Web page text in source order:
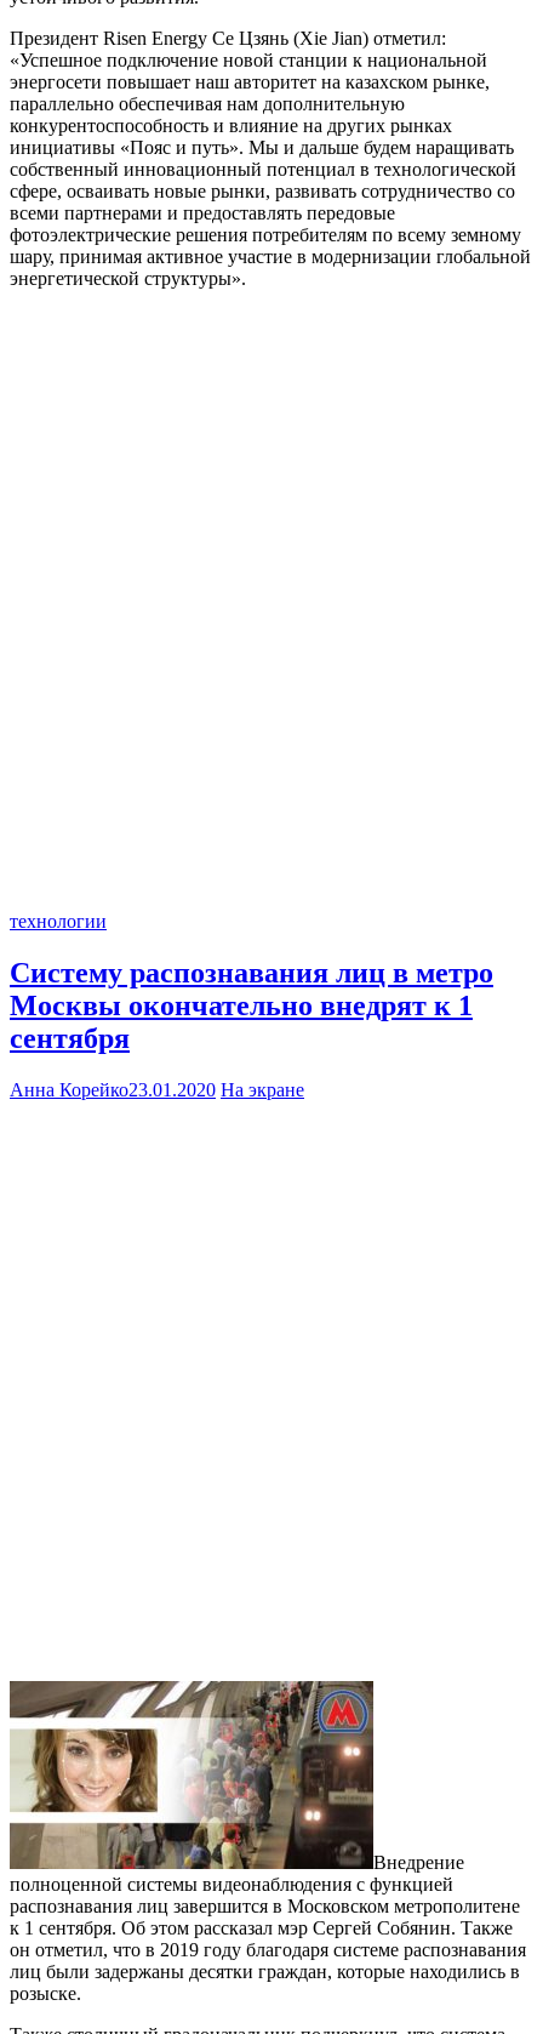
Президент Risen Energy Се Цзянь (Xie Jian) отметил:
«Успешное подключение новой станции к национальной
энергосети повышает наш авторитет на казахском рынке,
параллельно обеспечивая нам дополнительную
конкурентоспособность и влияние на других рынках
инициативы «Пояс и путь». Мы и дальше будем наращивать
собственный инновационный потенциал в технологической
сфере, осваивать новые рынки, развивать сотрудничество со
всеми партнерами и предоставлять передовые
фотоэлектрические решения потребителям по всему земному
шару, принимая активное участие в модернизации глобальной
энергетической структуры».
технологии
Систему распознавания лиц в метро
Москвы окончательно внедрят к 1
сентября
Анна Корейко23.01.2020 На экране
Внедрение
полноценной системы видеонаблюдения с функцией
распознавания лиц завершится в Московском метрополитене
к 1 сентября. Об этом рассказал мэр Сергей Собянин. Также
он отметил, что в 2019 году благодаря системе распознавания
лиц были задержаны десятки граждан, которые находились в
розыске.